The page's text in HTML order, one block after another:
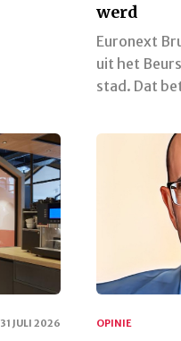
werd
Euronext
uit het
stad. Dat
31 JULI 2026 OPINIE